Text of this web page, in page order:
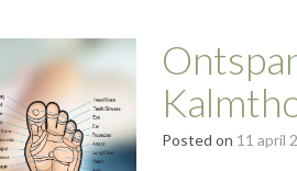
Posted on 11 april